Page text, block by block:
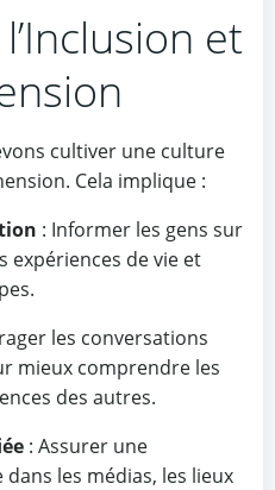
et
cultiver une culture
Cela implique :
: Informer les gens sur
expériences de vie et
les conversations
mieux comprendre les
des autres.
: Assurer une
les médias, les lieux